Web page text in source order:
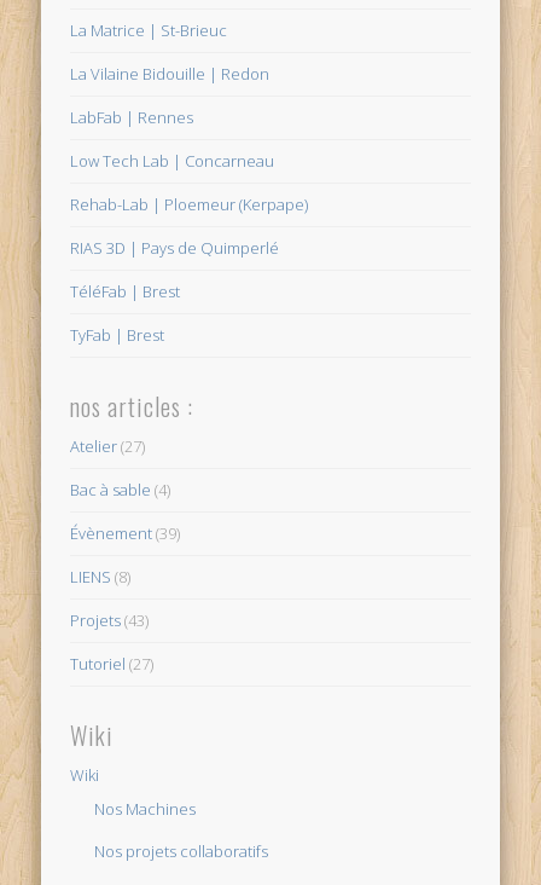
La Matrice | St-Brieuc
La Vilaine Bidouille | Redon
LabFab | Rennes
Low Tech Lab | Concarneau
Rehab-Lab | Ploemeur (Kerpape)
RIAS 3D | Pays de Quimperlé
TéléFab | Brest
TyFab | Brest
nos articles :
Atelier(27)
Bac à sable (4)
Évènement(39)
LIENS (8)
Projets(43)
Tutoriel (27)
Wiki
Wiki
Nos Machines
Nos projets collaboratifs